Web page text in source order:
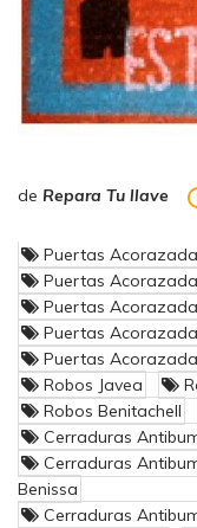
les contamos, van
acorazadas
máximo a día de hoy).
Cajas fuertes,
puertas, duplicado
cualificados y
en el sector para
coche. Para así poder
concesionario oficial.
de Repara Tu llave
Puertas
Puertas
Puertas
Puertas
Puertas
Robos Javea
Robos Benitachell
Cerraduras
Cerraduras
Benissa
Cerraduras